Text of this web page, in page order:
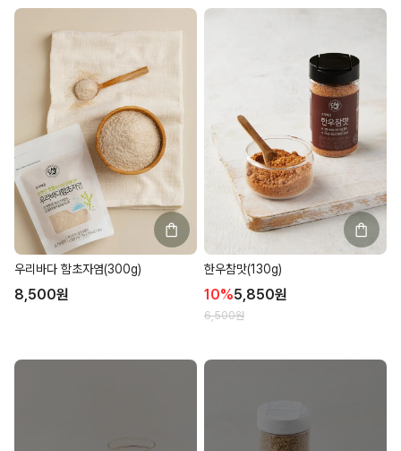
우리바다 함초자염(300g)
8,500원
한우참맛(130g)
10%5,850원
6,500원